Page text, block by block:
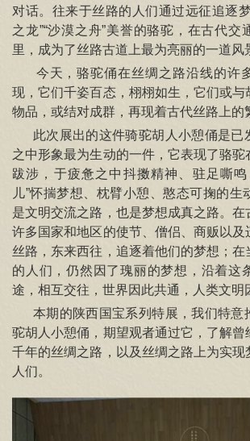
文创
资讯
信息公开
关于
对话。往来于丝路的人们通过远征追逐
之龙”“沙漠之舟”美誉的骆驼，在古代交
里，成为了丝路古道上最为亮丽的一道风
今天，骆驼俑在丝绸之路沿线的许
现，它们千姿百态，栩栩如生，它们或与
物品，或结对成群，再现着古代丝路上的
此次展出的这件骑驼胡人小憩俑是已
之中形象最为生动的一件，它表现了骆驼
跋涉，于疲惫之中抖擞精神、驻足嘶鸣
儿”怀揣梦想、枕臂小憩、憨态可掬的生
是文明交流之路，也是梦想成真之路。
许多国家和地区的使节、僧侣、商贩以及
丝路，东来西往，追逐着他们的梦想；在
的人们，仍然因了瑰丽的梦想，沿着这
途，相互交往，世界因此共通，人类文明
本期的陕西国宝系列特展，我们特意
驼胡人小憩俑，期望观者通过它，了解曾
千年的丝绸之路，以及丝绸之路上为实现
人们。